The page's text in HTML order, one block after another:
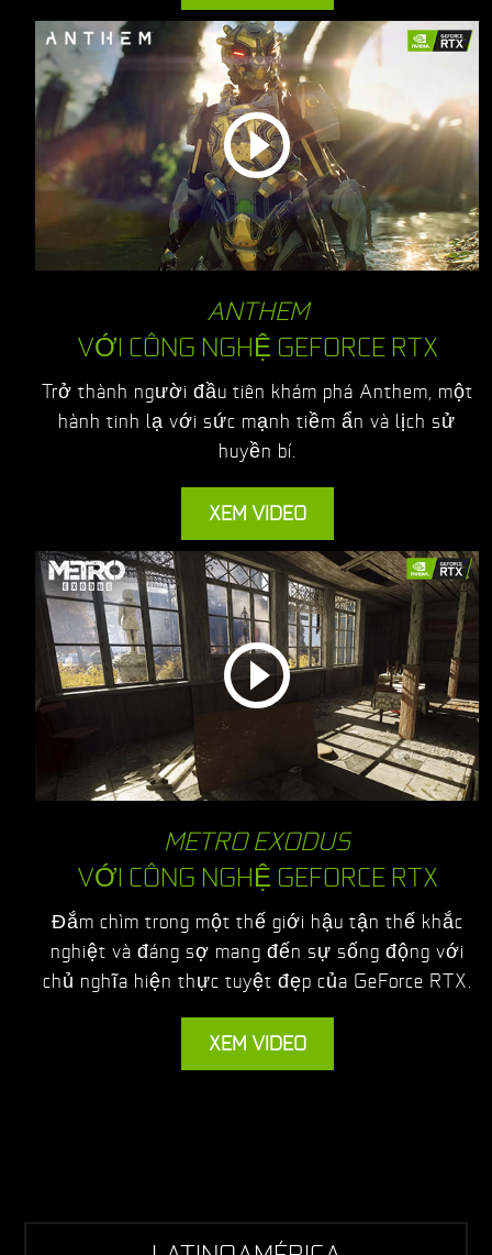
ANTHEM
VỚI CÔNG NGHỆ GEFORCE RTX
Trở thành người đầu tiên khám phá Anthem, một
hành tinh lạ với sức mạnh tiềm ẩn và lịch sử
huyền bí.
XEM VIDEO
METRO EXODUS
VỚI CÔNG NGHỆ GEFORCE RTX
Đắm chìm trong một thế giới hậu tận thế khắc
nghiệt và đáng sợ mang đến sự sống động với
chủ nghĩa hiện thực tuyệt đẹp của GeForce RTX.
XEM VIDEO